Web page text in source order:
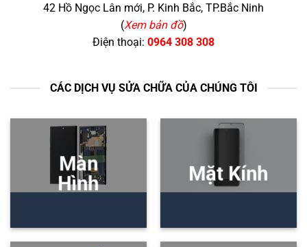
42 Hồ Ngọc Lân mới, P. Kinh Bắc, TP.Bắc Ninh
(Xem bản đồ)
Điện thoại: 0964 308 308
CÁC DỊCH VỤ SỬA CHỮA CỦA CHÚNG TÔI
Màn
Hình
Mặt Kính